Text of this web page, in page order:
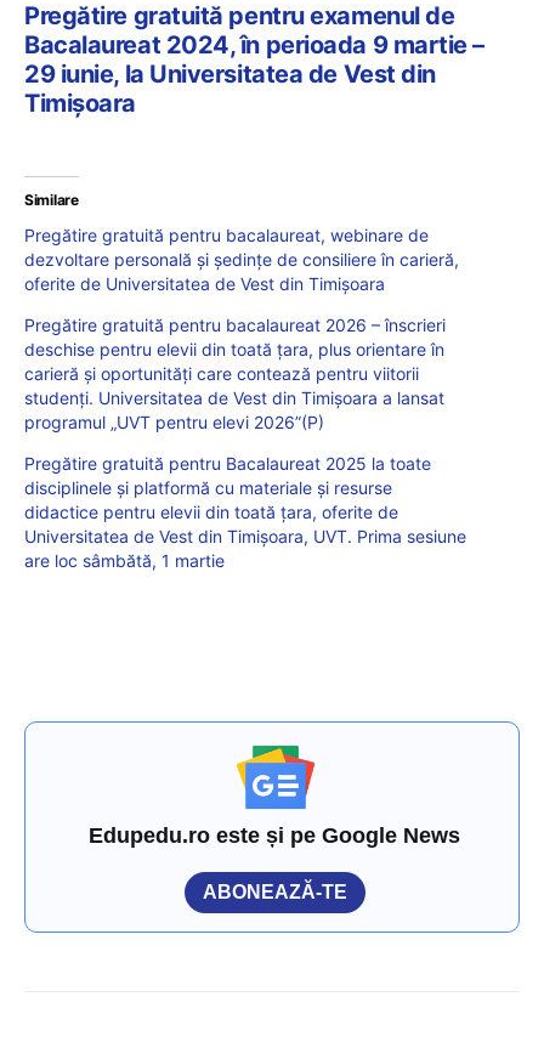
Pregătire gratuită pentru examenul de
Bacalaureat 2024, în perioada 9 martie –
29 iunie, la Universitatea de Vest din
Timişoara
Similare
Pregătire gratuită pentru bacalaureat, webinare de
dezvoltare personală și ședințe de consiliere în carieră,
oferite de Universitatea de Vest din Timișoara
Pregătire gratuită pentru bacalaureat 2026 – înscrieri
deschise pentru elevii din toată țara, plus orientare în
carieră și oportunități care contează pentru viitorii
studenți. Universitatea de Vest din Timișoara a lansat
programul „UVT pentru elevi 2026”(P)
Pregătire gratuită pentru Bacalaureat 2025 la toate
disciplinele și platformă cu materiale și resurse
didactice pentru elevii din toată țara, oferite de
Universitatea de Vest din Timișoara, UVT. Prima sesiune
are loc sâmbătă, 1 martie
Edupedu.ro este și pe Google News
ABONEAZĂ-TE